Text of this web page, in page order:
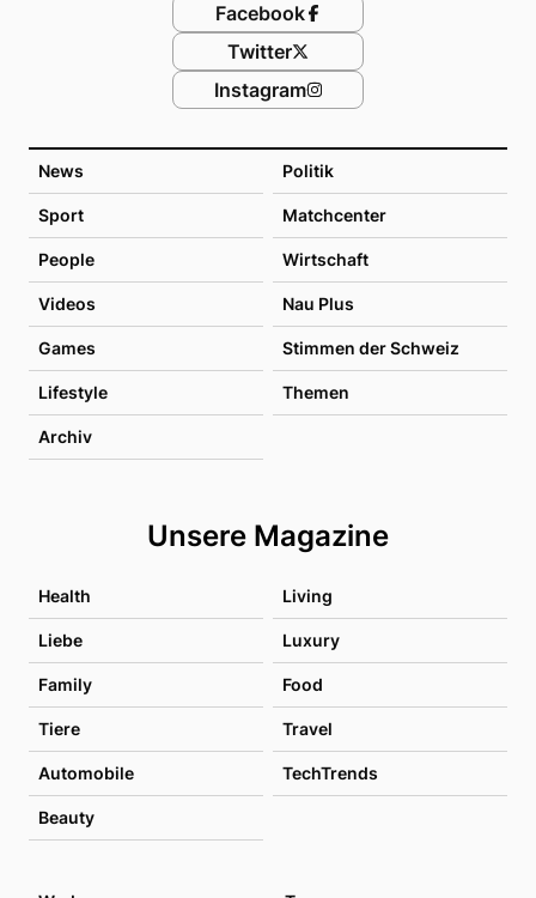
News Politik
Sport Matchcenter
People Wirtschaft
Videos Nau Plus
Games Stimmen der Schweiz
Lifestyle Themen
Archiv
Unsere Magazine
Health Living
Liebe Luxury
Family Food
Tiere Travel
Automobile TechTrends
Beauty
Facebook
Twitter
Instagram